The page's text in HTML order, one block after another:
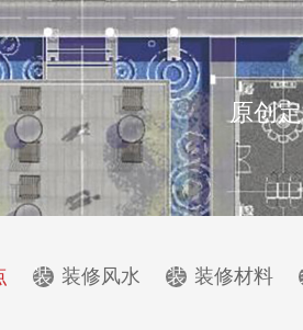
原创
装 装修风水 装 装修材料